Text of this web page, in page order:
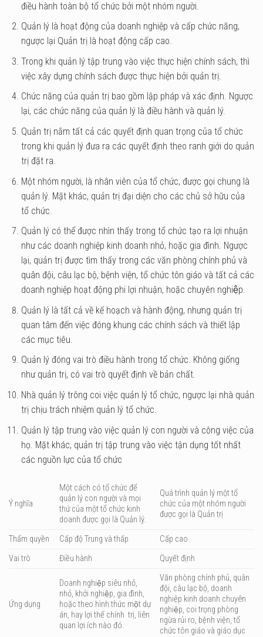
điều hành toàn bộ tổ chức bởi một nhóm người.
Quản lý là hoạt động của doanh nghiệp và cấp chức năng,
ngược lại Quản trị là hoạt động cấp cao.
Trong khi quản lý tập trung vào việc thực hiện chính sách, thì
việc xây dựng chính sách được thực hiện bởi quản trị.
Chức năng của quản trị bao gồm lập pháp và xác định. Ngược
lại, các chức năng của quản lý là điều hành và quản lý.
Quản trị nắm tất cả các quyết định quan trọng của tổ chức
trong khi quản lý đưa ra các quyết định theo ranh giới do quản
trị đặt ra.
Một nhóm người, là nhân viên của tổ chức, được gọi chung là
quản lý. Mặt khác, quản trị đại diện cho các chủ sở hữu của
tổ chức.
Quản lý có thể được nhìn thấy trong tổ chức tạo ra lợi nhuận
như các doanh nghiệp kinh doanh nhỏ, hoặc gia đình. Ngược
lại, quản trị được tìm thấy trong các văn phòng chính phủ và
quân đội, câu lạc bộ, bệnh viện, tổ chức tôn giáo và tất cả các
doanh nghiệp hoạt động phi lợi nhuận, hoặc chuyên nghiệp.
Quản lý là tất cả về kế hoạch và hành động, nhưng quản trị
quan tâm đến việc đóng khung các chính sách và thiết lập
các mục tiêu.
Quản lý đóng vai trò điều hành trong tổ chức. Không giống
như quản trị, có vai trò quyết định về bản chất.
Nhà quản lý trông coi việc quản lý tổ chức, ngược lại nhà quản
trị chịu trách nhiệm quản lý tổ chức.
Quản lý tập trung vào việc quản lý con người và công việc của
họ. Mặt khác, quản trị tập trung vào việc tận dụng tốt nhất
các nguồn lực của tổ chức
Ý nghĩa
Một cách có tổ chức để
quản lý con người và mọi
thứ của một tổ chức kinh
doanh được gọi là Quản lý.
Quá trình quản lý một tổ
chức của một nhóm người
được gọi là Quản trị
Thẩm quyền Cấp độ Trung và thấp
Cấp cao
Vai trò
Điều hành Quyết định
Ứng dụng
Doanh nghiệp siêu nhỏ,
nhỏ, khởi nghiệp, gia đình,
hoặc theo hình thức một dự
án, hay lợi thế chính trị, liên
quan lợi ích nào đó.
Văn phòng chính phủ, quân
đội, câu lạc bộ, doanh
nghiệp kinh doanh chuyên
nghiệp, coi trọng phòng
ngừa rủi ro, bệnh viện, tổ
chức tôn giáo và giáo dục